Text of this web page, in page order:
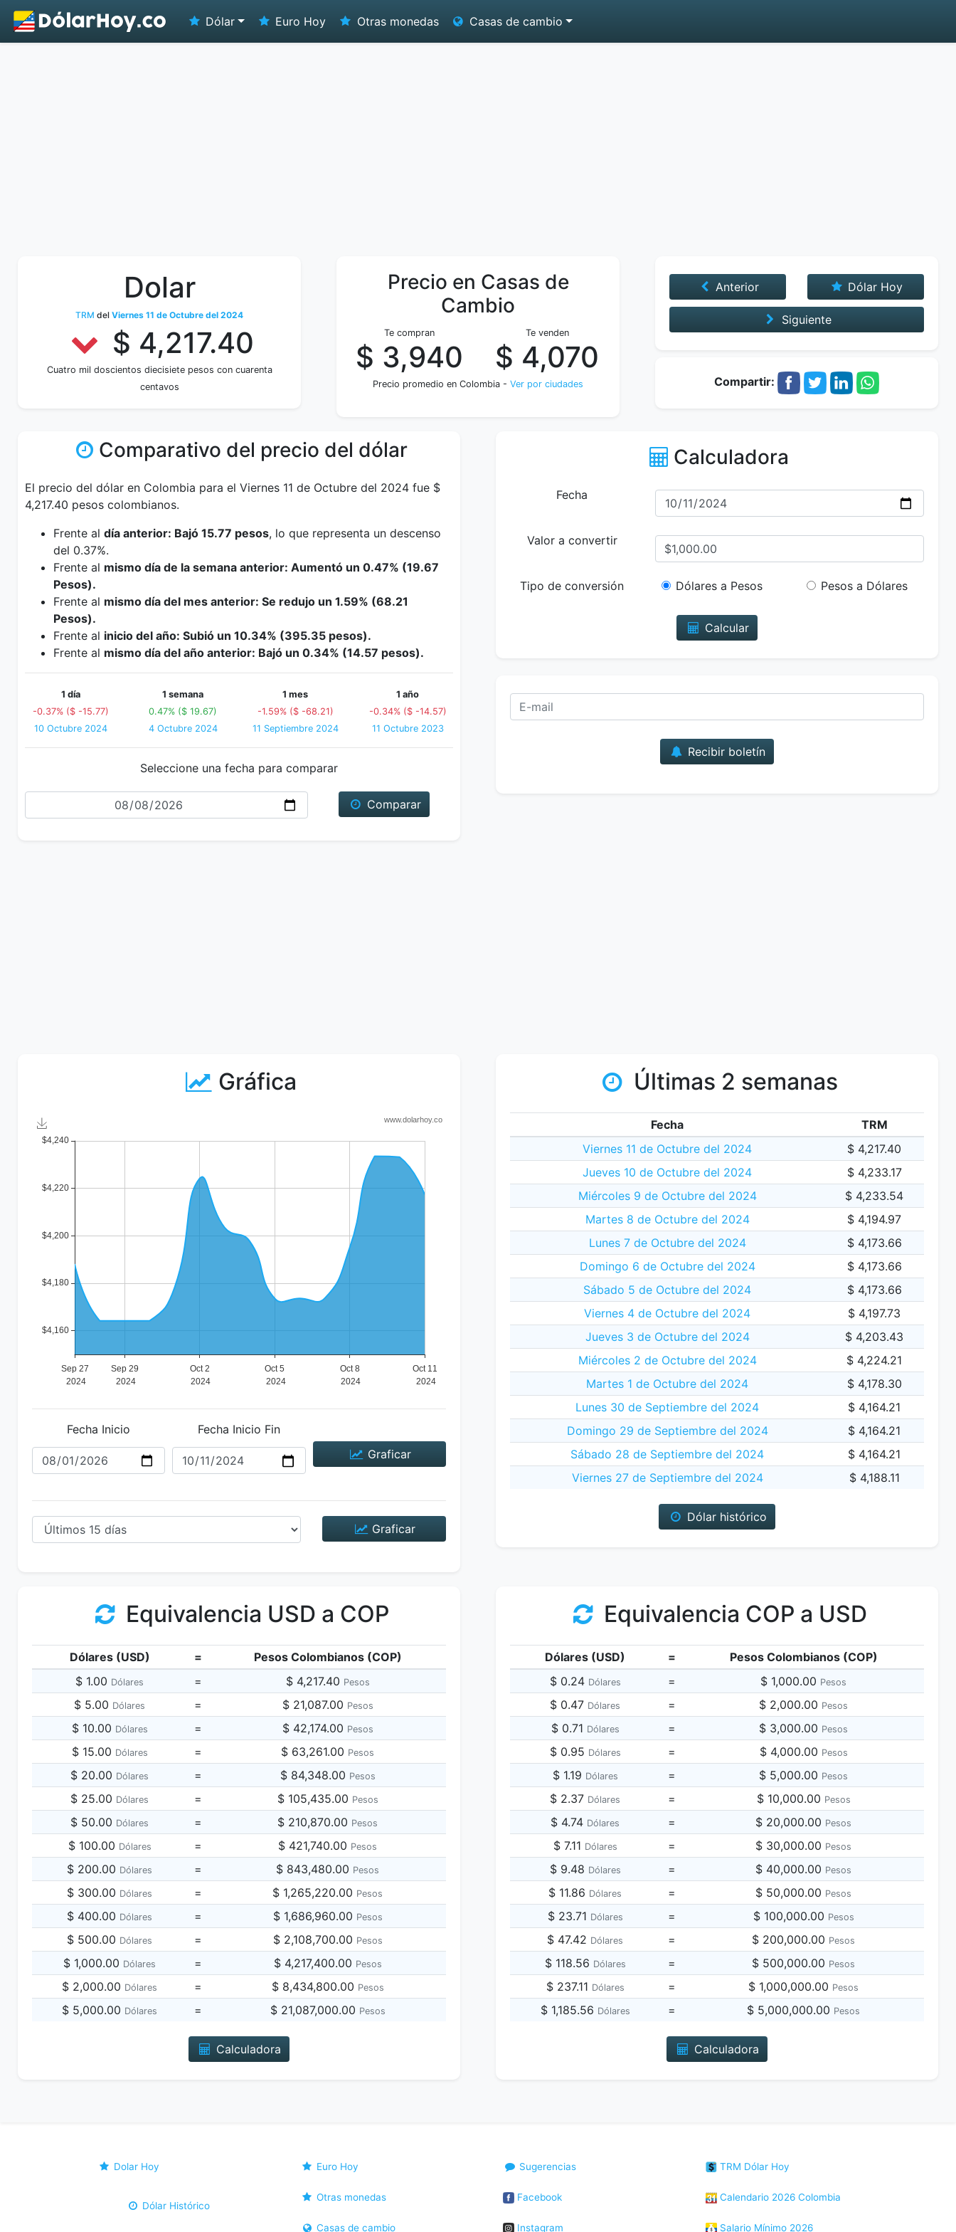
Dólar Euro Hoy Otras monedas Casas de cambio
Dolar
TRM del Viernes 11 de Octubre del 2024
$ 4,217.40
Cuatro mil doscientos diecisiete pesos con cuarenta
centavos
Precio en Casas de
Cambio
Te compran
$ 3,940
Te venden
$ 4,070
Precio promedio en Colombia - Ver por ciudades
Anterior Dólar Hoy
Siguiente
Compartir:
Comparativo del precio del dólar
El precio del dólar en Colombia para el Viernes 11 de Octubre del 2024 fue $
4,217.40 pesos colombianos.
Frente al día anterior: Bajó 15.77 pesos, lo que representa un descenso
del 0.37%.
Frente al mismo día de la semana anterior: Aumentó un 0.47% (19.67
Pesos).
Frente al mismo día del mes anterior: Se redujo un 1.59% (68.21
Pesos).
Frente al inicio del año: Subió un 10.34% (395.35 pesos).
Frente al mismo día del año anterior: Bajó un 0.34% (14.57 pesos).
1 día
-0.37% ($ -15.77)
10 Octubre 2024
1 semana
0.47% ($ 19.67)
4 Octubre 2024
1 mes
-1.59% ($ -68.21)
11 Septiembre 2024
1 año
-0.34% ($ -14.57)
11 Octubre 2023
Seleccione una fecha para comparar
Fecha
Comparar
Calculadora
Fecha
Valor a convertir
Tipo de conversión Dólares a Pesos Pesos a Dólares
Calcular
Recibir boletín
Gráfica
Fecha Inicio
Fecha Inicio Fin
Graficar
Graficar
Últimas 2 semanas
Fecha
TRM
Viernes 11 de Octubre del 2024
$ 4,217.40
Jueves 10 de Octubre del 2024
$ 4,233.17
Miércoles 9 de Octubre del 2024
$ 4,233.54
Martes 8 de Octubre del 2024
$ 4,194.97
Lunes 7 de Octubre del 2024
$ 4,173.66
Domingo 6 de Octubre del 2024
$ 4,173.66
Sábado 5 de Octubre del 2024
$ 4,173.66
Viernes 4 de Octubre del 2024
$ 4,197.73
Jueves 3 de Octubre del 2024
$ 4,203.43
Miércoles 2 de Octubre del 2024
$ 4,224.21
Martes 1 de Octubre del 2024
$ 4,178.30
Lunes 30 de Septiembre del 2024
$ 4,164.21
Domingo 29 de Septiembre del 2024
$ 4,164.21
Sábado 28 de Septiembre del 2024
$ 4,164.21
Viernes 27 de Septiembre del 2024
$ 4,188.11
Dólar histórico
Equivalencia USD a COP
Dólares (USD) =
Pesos Colombianos (COP)
$ 1.00 Dólares = $ 4,217.40 Pesos
$ 5.00 Dólares = $ 21,087.00 Pesos
$ 10.00 Dólares = $ 42,174.00 Pesos
$ 15.00 Dólares = $ 63,261.00 Pesos
$ 20.00 Dólares = $ 84,348.00 Pesos
$ 25.00 Dólares = $ 105,435.00 Pesos
$ 50.00 Dólares = $ 210,870.00 Pesos
$ 100.00 Dólares = $ 421,740.00 Pesos
$ 200.00 Dólares = $ 843,480.00 Pesos
$ 300.00 Dólares = $ 1,265,220.00 Pesos
$ 400.00 Dólares = $ 1,686,960.00 Pesos
$ 500.00 Dólares = $ 2,108,700.00 Pesos
$ 1,000.00 Dólares = $ 4,217,400.00 Pesos
$ 2,000.00 Dólares = $ 8,434,800.00 Pesos
$ 5,000.00 Dólares = $ 21,087,000.00 Pesos
Calculadora
Equivalencia COP a USD
Dólares (USD) =
Pesos Colombianos (COP)
$ 0.24 Dólares = $ 1,000.00 Pesos
$ 0.47 Dólares = $ 2,000.00 Pesos
$ 0.71 Dólares = $ 3,000.00 Pesos
$ 0.95 Dólares = $ 4,000.00 Pesos
$ 1.19 Dólares = $ 5,000.00 Pesos
$ 2.37 Dólares = $ 10,000.00 Pesos
$ 4.74 Dólares = $ 20,000.00 Pesos
$ 7.11 Dólares = $ 30,000.00 Pesos
$ 9.48 Dólares = $ 40,000.00 Pesos
$ 11.86 Dólares = $ 50,000.00 Pesos
$ 23.71 Dólares = $ 100,000.00 Pesos
$ 47.42 Dólares = $ 200,000.00 Pesos
$ 118.56 Dólares = $ 500,000.00 Pesos
$ 237.11 Dólares = $ 1,000,000.00 Pesos
$ 1,185.56 Dólares = $ 5,000,000.00 Pesos
Calculadora
Dolar Hoy
Dólar Histórico
Euro Hoy
Otras monedas
Casas de cambio
Sugerencias
Facebook
Instagram
TRM Dólar Hoy
Calendario 2026 Colombia
Salario Mínimo 2026